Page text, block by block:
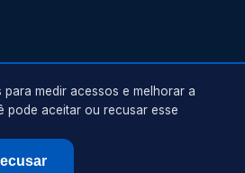
medir acessos e melhorar a
pode aceitar ou recusar esse